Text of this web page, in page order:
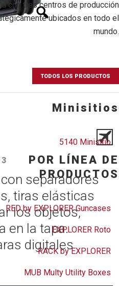
con tres centros de producción
ubicados en todo el
mundo.
TODOS LOS PRODUCTOS
Minisitios
5140 Minisitio
POR LÍNEA DE
PRODUCTOS
RED by EXPLORER Guncases
EXPLORER Roto
RACK by EXPLORER
MUB Multy Utility Boxes
separadores
tiras elásticas
los objetos,
en la tapa.
digitales